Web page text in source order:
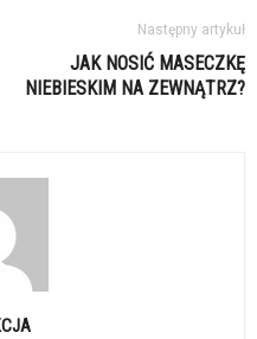
Następny artykuł
JAK NOSIĆ MASECZKĘ
NIEBIESKIM NA ZEWNĄTRZ?